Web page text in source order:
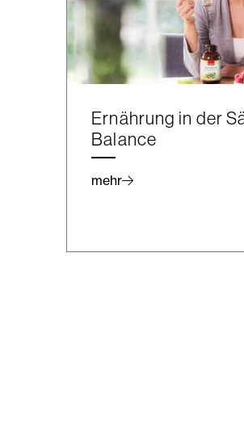
Ernährung in der
Balance
mehr